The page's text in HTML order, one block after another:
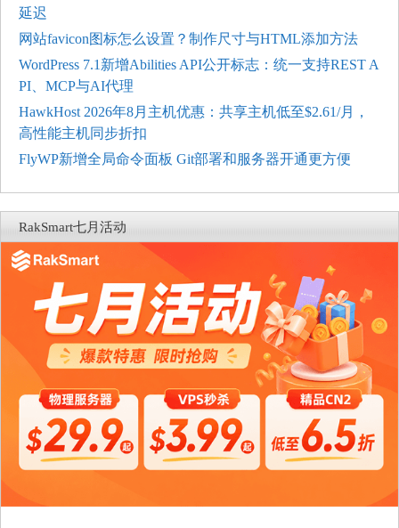
延迟
网站favicon图标怎么设置？制作尺寸与HTML添加方法
WordPress 7.1新增Abilities API公开标志：统一支持REST A
PI、MCP与AI代理
HawkHost 2026年8月主机优惠：共享主机低至$2.61/月，
高性能主机同步折扣
FlyWP新增全局命令面板 Git部署和服务器开通更方便
RakSmart七月活动